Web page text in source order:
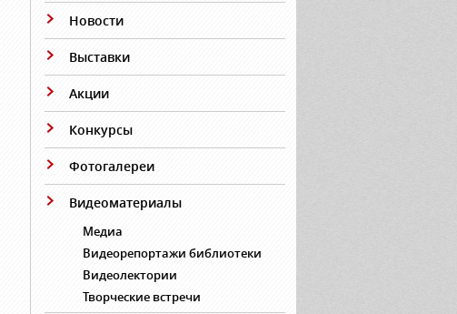
Новости
Выставки
Акции
Конкурсы
Фотогалереи
Видеоматериалы
Медиа
Видеорепортажи библиотеки
Видеолектории
Творческие встречи